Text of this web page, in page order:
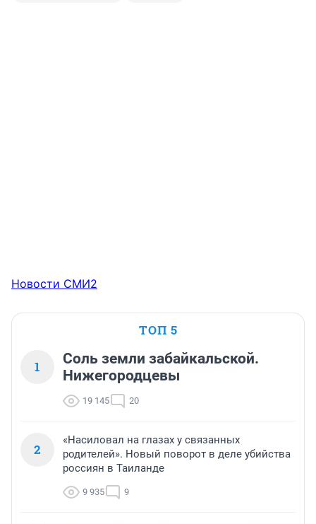
Новости СМИ2
ТОП 5
1
Соль земли забайкальской.
Нижегородцевы
19 145 20
2
«Насиловал на глазах у связанных
родителей». Новый поворот в деле убийства
россиян в Таиланде
9 935 9